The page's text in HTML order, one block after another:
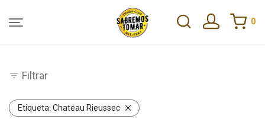
0
Filtrar
Etiqueta: Chateau Rieussec